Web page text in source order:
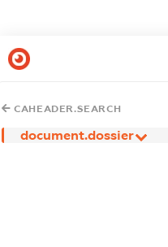
CAHEADER.SEARCH
document.dossier